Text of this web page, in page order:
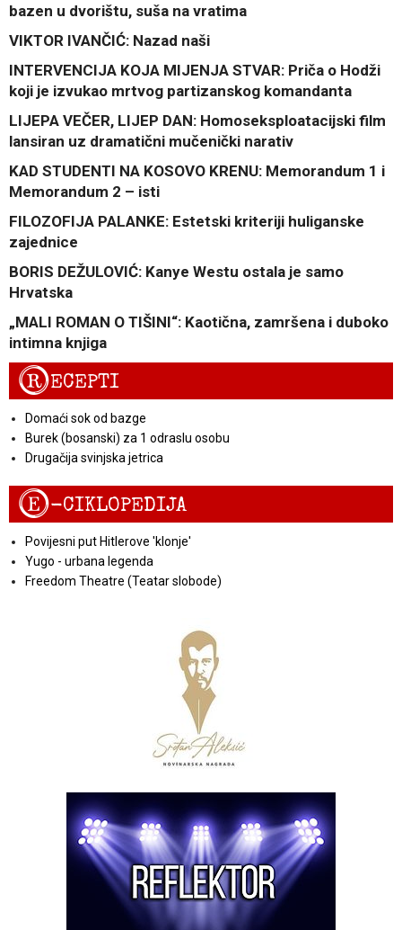
bazen u dvorištu, suša na vratima
VIKTOR IVANČIĆ: Nazad naši
INTERVENCIJA KOJA MIJENJA STVAR: Priča o Hodži
koji je izvukao mrtvog partizanskog komandanta
LIJEPA VEČER, LIJEP DAN: Homoseksploatacijski film
lansiran uz dramatični mučenički narativ
KAD STUDENTI NA KOSOVO KRENU: Memorandum 1 i
Memorandum 2 – isti
FILOZOFIJA PALANKE: Estetski kriteriji huliganske
zajednice
BORIS DEŽULOVIĆ: Kanye Westu ostala je samo
Hrvatska
„MALI ROMAN O TIŠINI“: Kaotična, zamršena i duboko
intimna knjiga
RECEPTI
Domaći sok od bazge
Burek (bosanski) za 1 odraslu osobu
Drugačija svinjska jetrica
E-CIKLOPEDIJA
Povijesni put Hitlerove 'klonje'
Yugo - urbana legenda
Freedom Theatre (Teatar slobode)